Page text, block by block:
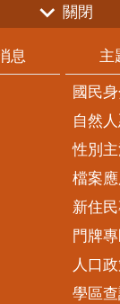
以及在2017台
措施及活動的
活時又能促進
縣府於今日起
」親子共學活
小麥餐盤、體
、參訪在地產
關閉
息 主
國民
自然
性別
檔案
新住
門牌
人口
學區